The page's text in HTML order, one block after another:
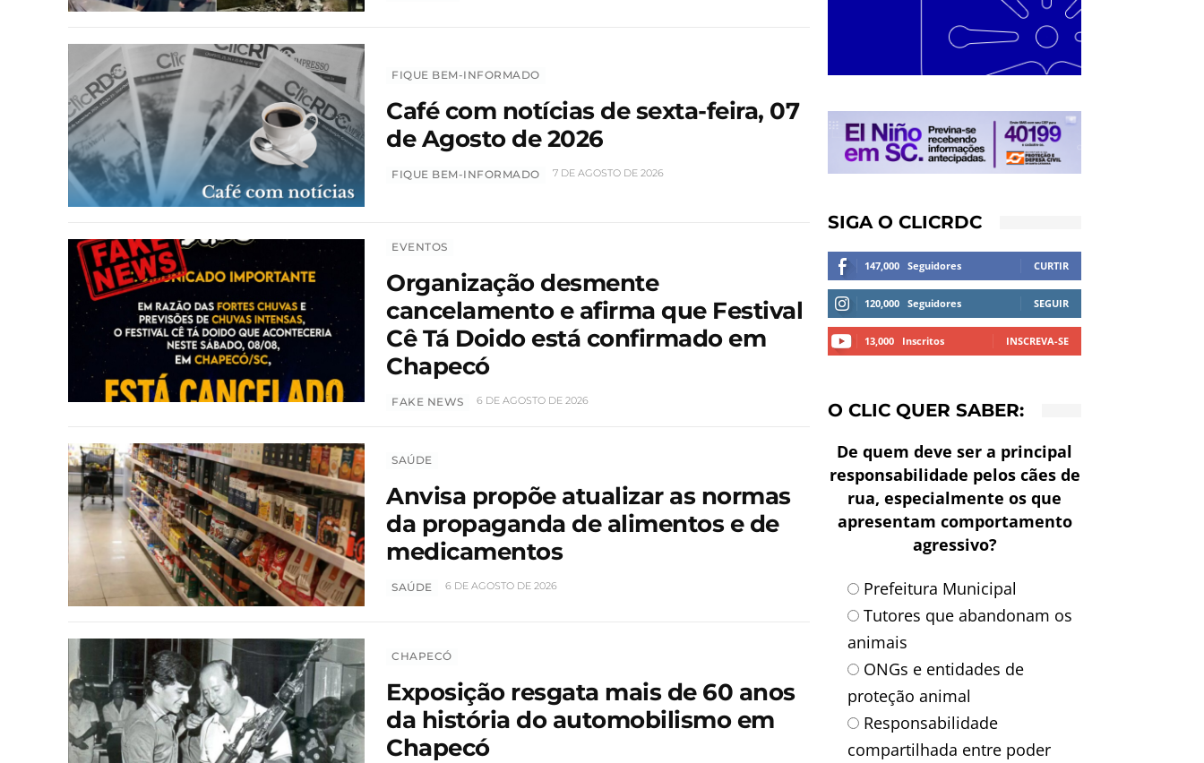
FIQUE BEM-INFORMADO
Café com notícias de sexta-feira, 07
de Agosto de 2026
FIQUE BEM-INFORMADO 7 DE AGOSTO DE 2026
EVENTOS
Organização desmente
cancelamento e afirma que Festival
Cê Tá Doido está confirmado em
Chapecó
FAKE NEWS 6 DE AGOSTO DE 2026
SAÚDE
Anvisa propõe atualizar as normas
da propaganda de alimentos e de
medicamentos
SAÚDE 6 DE AGOSTO DE 2026
CHAPECÓ
Exposição resgata mais de 60 anos
da história do automobilismo em
Chapecó
SIGA O CLICRDC
147,000 Seguidores CURTIR
120,000 Seguidores SEGUIR
13,000 Inscritos INSCREVA-SE
O CLIC QUER SABER:
De quem deve ser a principal
responsabilidade pelos cães de
rua, especialmente os que
apresentam comportamento
agressivo?
Prefeitura Municipal
Tutores que abandonam os
animais
ONGs e entidades de
proteção animal
Responsabilidade
compartilhada entre poder